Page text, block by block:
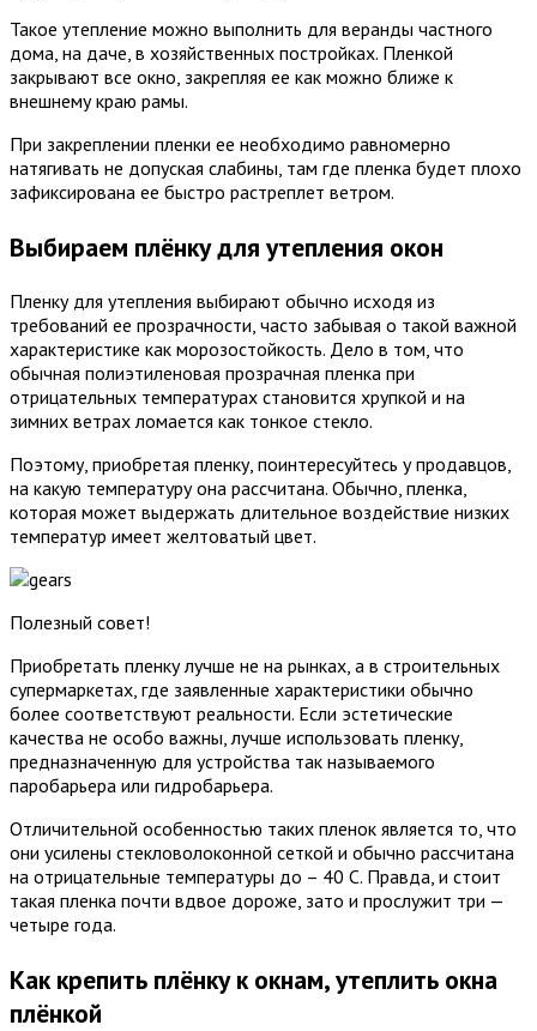
Такое утепление можно выполнить для веранды частного
дома, на даче, в хозяйственных постройках. Пленкой
закрывают все окно, закрепляя ее как можно ближе к
внешнему краю рамы.
При закреплении пленки ее необходимо равномерно
натягивать не допуская слабины, там где пленка будет плохо
зафиксирована ее быстро растреплет ветром.
Выбираем плёнку для утепления окон
Пленку для утепления выбирают обычно исходя из
требований ее прозрачности, часто забывая о такой важной
характеристике как морозостойкость. Дело в том, что
обычная полиэтиленовая прозрачная пленка при
отрицательных температурах становится хрупкой и на
зимних ветрах ломается как тонкое стекло.
Поэтому, приобретая пленку, поинтересуйтесь у продавцов,
на какую температуру она рассчитана. Обычно, пленка,
которая может выдержать длительное воздействие низких
температур имеет желтоватый цвет.
Полезный совет!
Приобретать пленку лучше не на рынках, а в строительных
супермаркетах, где заявленные характеристики обычно
более соответствуют реальности. Если эстетические
качества не особо важны, лучше использовать пленку,
предназначенную для устройства так называемого
паробарьера или гидробарьера.
Отличительной особенностью таких пленок является то, что
они усилены стекловолоконной сеткой и обычно рассчитана
на отрицательные температуры до – 40 С. Правда, и стоит
такая пленка почти вдвое дороже, зато и прослужит три —
четыре года.
Как крепить плёнку к окнам, утеплить окна
плёнкой